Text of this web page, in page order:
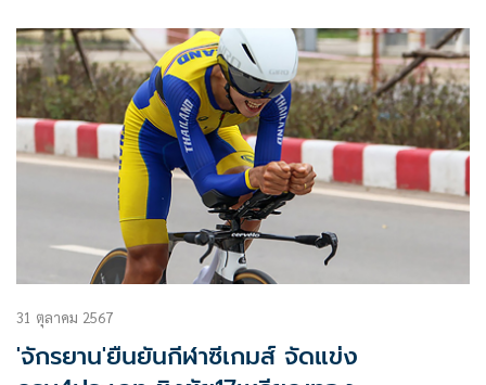
31 ตุลาคม 2567
'จักรยาน'ยืนยันกีฬาซีเกมส์ จัดแข่ง